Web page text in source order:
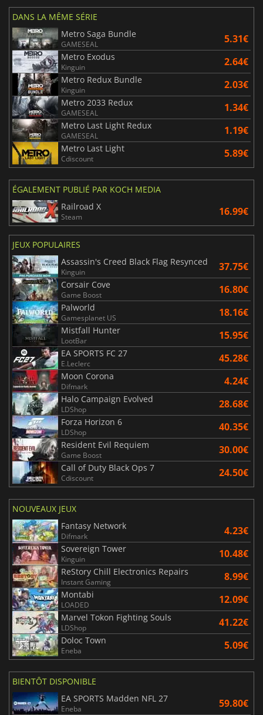
DANS LA MÊME SÉRIE
Metro Saga Bundle
GAMESEAL 5.31€
Metro Exodus
Kinguin 2.64€
Metro Redux Bundle
Kinguin 2.03€
Metro 2033 Redux
GAMESEAL 1.34€
Metro Last Light Redux
GAMESEAL 1.19€
Metro Last Light
Cdiscount 5.89€
ÉGALEMENT PUBLIÉ PAR KOCH MEDIA
Railroad X
Steam 16.99€
JEUX POPULAIRES
Assassin's Creed Black Flag Resynced
Kinguin 37.75€
Corsair Cove
Game Boost 16.80€
Palworld
Gamesplanet US 18.16€
Mistfall Hunter
LootBar 15.95€
EA SPORTS FC 27
E.Leclerc 45.28€
Moon Corona
Difmark 4.24€
Halo Campaign Evolved
LDShop 28.68€
Forza Horizon 6
LDShop 40.35€
Resident Evil Requiem
Game Boost 30.00€
Call of Duty Black Ops 7
Cdiscount 24.50€
NOUVEAUX JEUX
Fantasy Network
Difmark 4.23€
Sovereign Tower
Kinguin 10.48€
ReStory Chill Electronics Repairs
Instant Gaming 8.99€
Montabi
LOADED 12.09€
Marvel Tokon Fighting Souls
LDShop 41.22€
Doloc Town
Eneba 5.09€
BIENTÔT DISPONIBLE
EA SPORTS Madden NFL 27
Eneba 59.80€